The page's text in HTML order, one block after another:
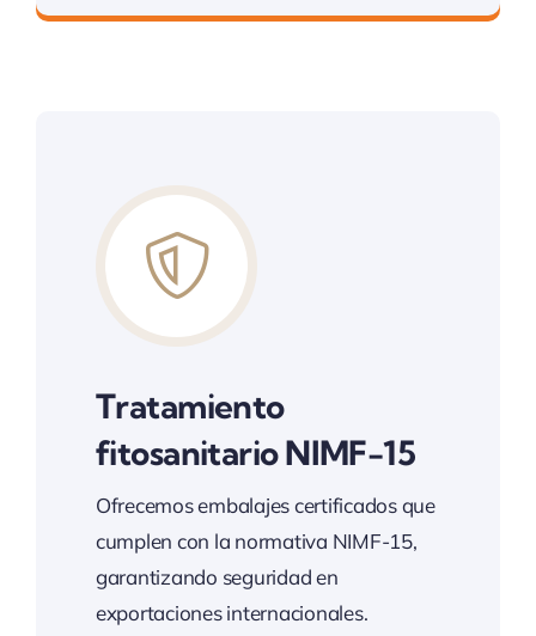
Tratamiento
fitosanitario NIMF-15
Ofrecemos embalajes certificados que
cumplen con la normativa NIMF-15,
garantizando seguridad en
exportaciones internacionales.